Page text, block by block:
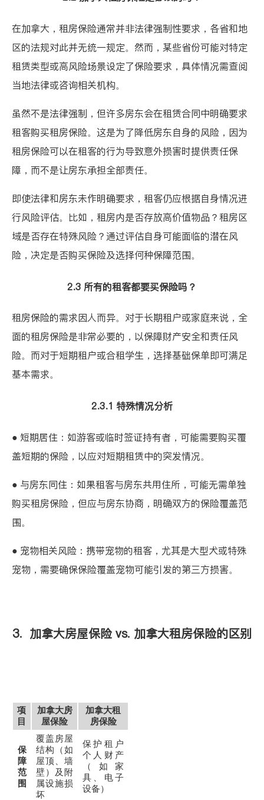
在加拿大，租房保险通常并非法律强制性要求，各省和地
区的法规对此并无统一规定。然而，某些省份可能对特定
租赁类型或高风险场景设定了保险要求，具体情况需查阅
当地法律或咨询相关机构。
虽然不是法律强制，但许多房东会在租赁合同中明确要求
租客购买租房保险。这是为了降低房东自身的风险，因为
租房保险可以在租客的行为导致意外损害时提供责任保
障，而不是让房东承担全部责任。
即使法律和房东未作明确要求，租客仍应根据自身情况进
行风险评估。比如，租房内是否存放高价值物品？租房区
域是否存在特殊风险？通过评估自身可能面临的潜在风
险，决定是否购买保险及选择何种保障范围。
2.3 所有的租客都要买保险吗？
租房保险的需求因人而异。对于长期租户或家庭来说，全
面的租房保险是非常必要的，以保障财产安全和责任风
险。而对于短期租户或合租学生，选择基础保单即可满足
基本需求。
2.3.1 特殊情况分析
● 短期居住：如游客或临时签证持有者，可能需要购买覆
盖短期的保险，以应对短期租赁中的突发情况。
● 与房东同住：如果租客与房东共用住所，可能无需单独
购买租房保险，但应与房东协商，明确双方的保险覆盖范
围。
● 宠物相关风险：携带宠物的租客，尤其是大型犬或特殊
宠物，需要确保保险覆盖宠物可能引发的第三方损害。
3. 加拿大房屋保险 vs. 加拿大租房保险的区别
项
目
加拿大房
屋保险
加拿大租
房保险
保
障
范
围
覆盖房屋
结构（如
屋顶、墙
壁）及附
属设施损
坏
保护租户
个人财产
（如家
具、电子
设备）